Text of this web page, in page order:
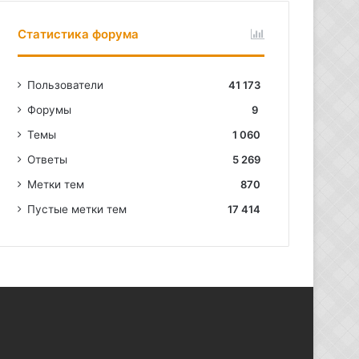
Статистика форума
Пользователи
41 173
Форумы
9
Темы
1 060
Ответы
5 269
Метки тем
870
Пустые метки тем
17 414